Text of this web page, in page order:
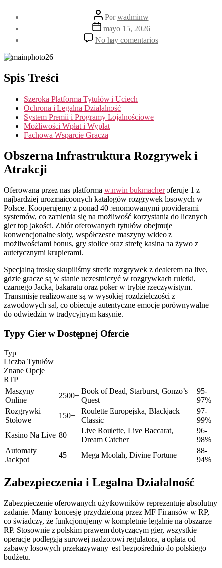
Autor
de
la
entrada
Porwadminw
Fecha
de
la
mayo 15, 2026
No hay comentarios
WinWin
Spis Treści
Szeroka Platforma Tytułów i Uciech
Ochrona i Legalna Działalność
System Premii i Programy Lojalnościowe
Możliwości Wpłat i Wypłat
Fachowa Wsparcie Gracza
Obszerna Infrastruktura Rozgrywek i
Atrakcji
Oferowana przez nas platforma winwin bukmacheroferuje 1 z
najbardziej urozmaicoonych katalogów rozgrywek losowych w
Polsce. Kooperujemy z ponad 40 renomowanymi providerami
systemów, co zamienia się na możliwość korzystania do licznych
gier top jakości. Zbiór oferowanych tytułów obejmuje
konwencjonalne sloty, współczesne maszyny wideo z
możliwościami bonus, gry stolice oraz strefę kasina na żywo z
autetycznymi krupierami.
Specjalną troskę skupiliśmy strefie rozgrywek z dealerem na live,
gdzie gracze są w stanie uczestniczyć w rozgrywkach ruletki,
czarnego Jacka, bakaratu oraz poker w trybie rzeczywistym.
Transmisje realizowane są w wysokiej rozdzielczości z
zawodowych sal, co obiecuje autentyczne emocje porównywalne
do odwiedzin w tradycyjnym kasynie.
Typy Gier w Dostępnej Ofercie
Typ
Liczba Tytułów
Znane Opcje
RTP
Maszyny
Online
2500+
Book of Dead, Starburst, Gonzo’s
Quest
95-
97%
Rozgrywki
Stołowe
150+
Roulette Europejska, Blackjack
Classic
97-
99%
Kasino Na Live 80+
Live Roulette, Live Baccarat,
Dream Catcher
96-
98%
Automaty
Jackpot
45+ Mega Moolah, Divine Fortune
88-
94%
Zabezpieczenia i Legalna Działalność
Zabezpieczenie oferowanych użytkowników reprezentuje absolutny
zadanie. Mamy koncesję przydzieloną przez MF Finansów w RP,
co świadczy, że funkcjonujemy w kompletnie legalnie na obszarze
RP. Stosownie z polskim prawem dotyczącym gier, wszystkie
operacje podlegają surowej nadzorowi regulatora, a opłata od
zabawy losowych przekazywany jest bezpośrednio do polskiego
budżetu.